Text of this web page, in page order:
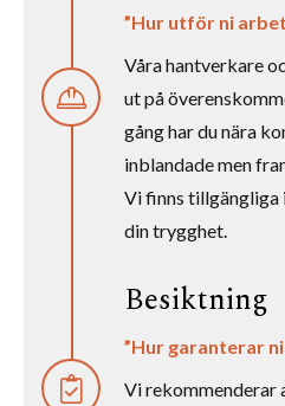
”Hur utför ni
Våra hantverkare
ut på
gång har du nära
inblandade men
Vi finns
din trygghet.
Besiktning
”Hur garanterar
Vi rekommenderar